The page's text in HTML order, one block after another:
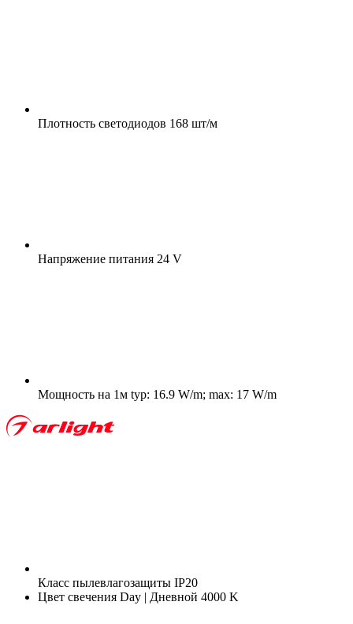
Плотность светодиодов 168 шт/м
Напряжение питания 24 V
Мощность на 1м typ: 16.9 W/m; max: 17 W/m
Класс пылевлагозащиты IP20
Цвет свечения Day | Дневной 4000 K